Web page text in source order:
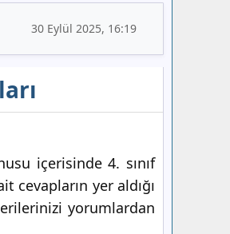
30 Eylül 2025, 16:19
içerisinde 4. sınıf
cevapların yer aldığı
yorumlardan